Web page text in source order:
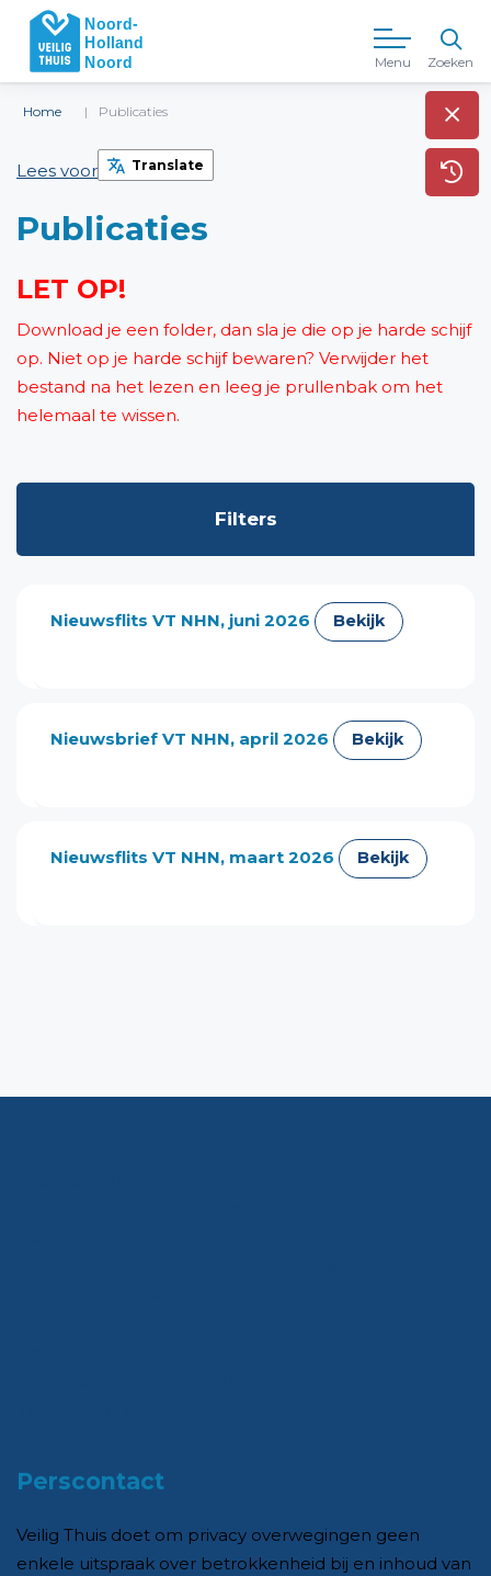
Menu Zoeken
Home Publicaties
Lees voor Translate
Publicaties
LET OP!
Download je een folder, dan sla je die op je harde schijf
op. Niet op je harde schijf bewaren? Verwijder het
bestand na het lezen en leeg je prullenbak om het
helemaal te wissen.
Filters
Filters
Nieuwsflits VT NHN, juni 2026 Bekijk
Nieuwsbrief VT NHN, april 2026 Bekijk
Nieuwsflits VT NHN, maart 2026 Bekijk
Perscontact
Veilig Thuis doet om privacy overwegingen geen
enkele uitspraak over betrokkenheid bij en inhoud van